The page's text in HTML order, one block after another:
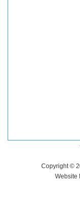
Copyright ©
Website